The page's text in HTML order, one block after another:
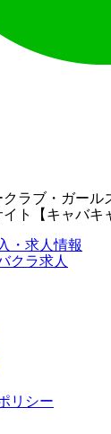
ラブ・ガール
ト【キャバキ
・求人情報
クラ求人
リシー